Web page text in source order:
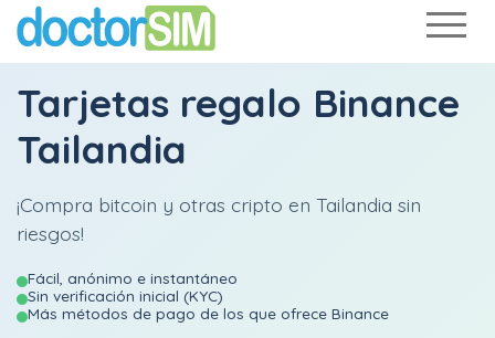
Tarjetas regalo Binance
Tailandia
¡Compra bitcoin y otras cripto en Tailandia sin
riesgos!
Fácil, anónimo e instantáneo
Sin verificación inicial (KYC)
Más métodos de pago de los que ofrece Binance